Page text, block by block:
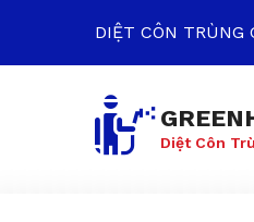
DIỆT CÔN TRÙNG
Diệt Côn